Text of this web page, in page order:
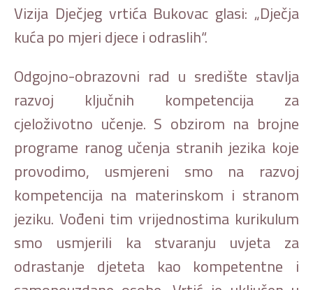
Vizija Dječjeg vrtića Bukovac glasi: „Dječja
kuća po mjeri djece i odraslih“.
Odgojno-obrazovni rad u središte stavlja
razvoj ključnih kompetencija za
cjeloživotno učenje. S obzirom na brojne
programe ranog učenja stranih jezika koje
provodimo, usmjereni smo na razvoj
kompetencija na materinskom i stranom
jeziku. Vođeni tim vrijednostima kurikulum
smo usmjerili ka stvaranju uvjeta za
odrastanje djeteta kao kompetentne i